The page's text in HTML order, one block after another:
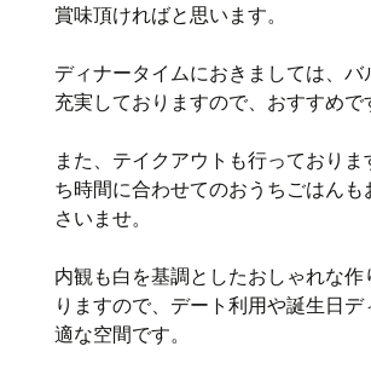
賞味頂ければと思います。
ディナータイムにおきましては、バ
充実しておりますので、おすすめで
また、テイクアウトも行っておりま
ち時間に合わせてのおうちごはんも
さいませ。
内観も白を基調としたおしゃれな作
りますので、デート利用や誕生日
適な空間です。